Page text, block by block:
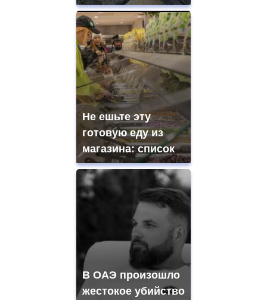
Не ешьте эту
готовую еду из
магазина: список
В ОАЭ произошло
жестокое убийство